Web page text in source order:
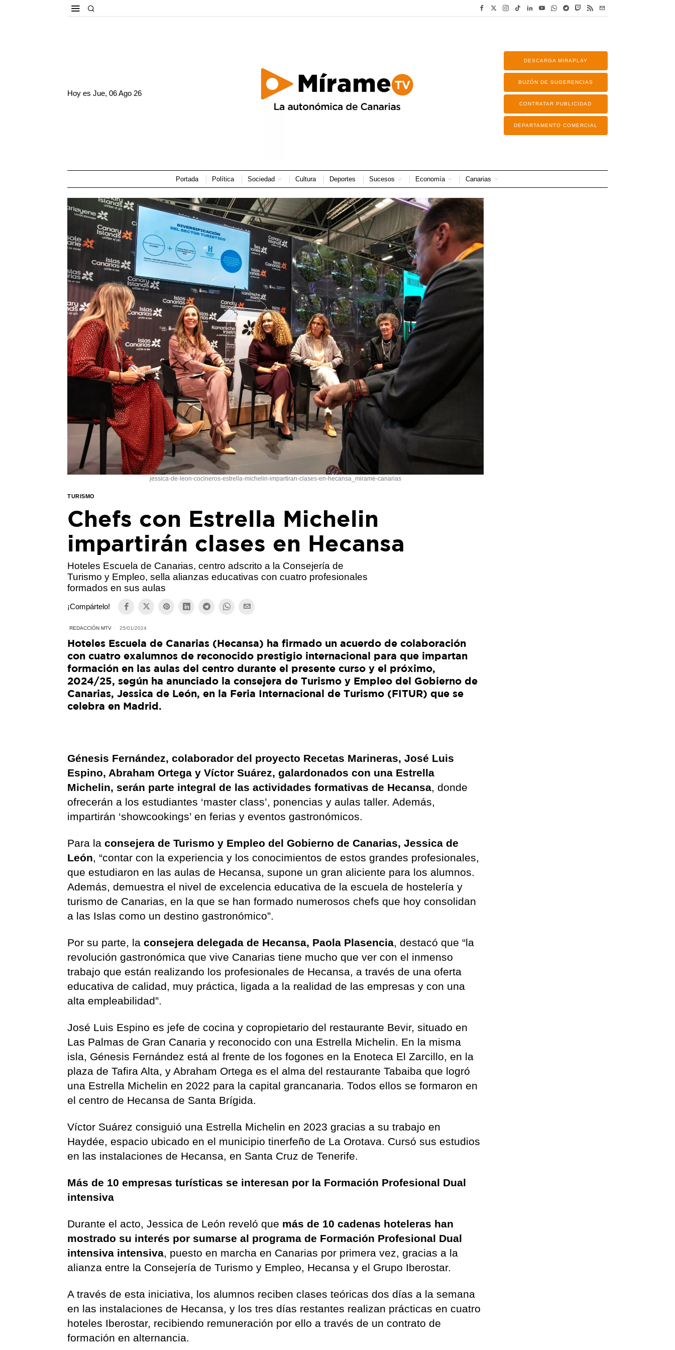
Hoy esJue, 06 Ago 26
DESCARGA MIRAPLAY
BUZÓN DE SUGERENCIAS
CONTRATAR PUBLICIDAD
DEPARTAMENTO COMERCIAL
Portada Política Sociedad Cultura Deportes Sucesos Economía Canarias
jessica-de-leon-cocineros-estrella-michelin-impartiran-clases-en-hecansa_mirame-canarias
TURISMO
Chefs con Estrella Michelin
impartirán clases en Hecansa
Hoteles Escuela de Canarias, centro adscrito a la Consejería de
Turismo y Empleo, sella alianzas educativas con cuatro profesionales
formados en sus aulas
¡Compártelo!
REDACCIÓN MTV 25/01/2024
Hoteles Escuela de Canarias (Hecansa) ha firmado un acuerdo de colaboración
con cuatro exalumnos de reconocido prestigio internacional para que impartan
formación en las aulas del centro durante el presente curso y el próximo,
2024/25, según ha anunciado la consejera de Turismo y Empleo del Gobierno de
Canarias, Jessica de León, en la Feria Internacional de Turismo (FITUR) que se
celebra en Madrid.
Génesis Fernández, colaborador del proyecto Recetas Marineras, José Luis
Espino, Abraham Ortega y Víctor Suárez, galardonados con una Estrella
Michelin, serán parte integral de las actividades formativas de Hecansa, donde
ofrecerán a los estudiantes ‘master class’, ponencias y aulas taller. Además,
impartirán ‘showcookings’ en ferias y eventos gastronómicos.
Para laconsejera de Turismo y Empleo del Gobierno de Canarias, Jessica de
León, “contar con la experiencia y los conocimientos de estos grandes profesionales,
que estudiaron en las aulas de Hecansa, supone un gran aliciente para los alumnos.
Además, demuestra el nivel de excelencia educativa de la escuela de hostelería y
turismo de Canarias, en la que se han formado numerosos chefs que hoy consolidan
a las Islas como un destino gastronómico”.
Por su parte, laconsejera delegada de Hecansa, Paola Plasencia, destacó que “la
revolución gastronómica que vive Canarias tiene mucho que ver con el inmenso
trabajo que están realizando los profesionales de Hecansa, a través de una oferta
educativa de calidad, muy práctica, ligada a la realidad de las empresas y con una
alta empleabilidad”.
José Luis Espino es jefe de cocina y copropietario del restaurante Bevir, situado en
Las Palmas de Gran Canaria y reconocido con una Estrella Michelin. En la misma
isla, Génesis Fernández está al frente de los fogones en la Enoteca El Zarcillo, en la
plaza de Tafira Alta, y Abraham Ortega es el alma del restaurante Tabaiba que logró
una Estrella Michelin en 2022 para la capital grancanaria. Todos ellos se formaron en
el centro de Hecansa de Santa Brígida.
Víctor Suárez consiguió una Estrella Michelin en 2023 gracias a su trabajo en
Haydée, espacio ubicado en el municipio tinerfeño de La Orotava. Cursó sus estudios
en las instalaciones de Hecansa, en Santa Cruz de Tenerife.
Más de 10 empresas turísticas se interesan por la Formación Profesional Dual
intensiva
Durante el acto, Jessica de León reveló que más de 10 cadenas hoteleras han
mostrado su interés por sumarse al programa de Formación Profesional Dual
intensiva intensiva, puesto en marcha en Canarias por primera vez, gracias a la
alianza entre la Consejería de Turismo y Empleo, Hecansa y el Grupo Iberostar.
A través de esta iniciativa, los alumnos reciben clases teóricas dos días a la semana
en las instalaciones de Hecansa, y los tres días restantes realizan prácticas en cuatro
hoteles Iberostar, recibiendo remuneración por ello a través de un contrato de
formación en alternancia.